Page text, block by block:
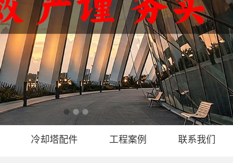
冷却塔配件 工程案例 联系我们